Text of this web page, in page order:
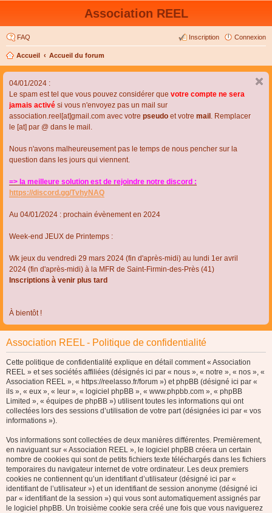
Association REEL
FAQ Connexion
Inscription
Accueil Accueil du forum
04/01/2024 :
Le spam est tel que vous pouvez considérer que votre compte ne sera
jamais activé si vous n'envoyez pas un mail sur
association.reel[at]gmail.com avec votre pseudo et votre mail . Remplacer
le [at] par @ dans le mail.
Nous n'avons malheureusement pas le temps de nous pencher sur la
question dans les jours qui viennent.
=> la meilleure solution est de rejoindre notre discord :
https://discord.gg/TvhyNAQ
Au 04/01/2024 : prochain évènement en 2024
Week-end JEUX de Printemps :
Wk jeux du vendredi 29 mars 2024 (fin d'après-midi) au lundi 1er avril
2024 (fin d'après-midi) à la MFR de Saint-Firmin-des-Près (41)
Inscriptions à venir plus tard
À bientôt !
Association REEL - Politique de confidentialité
Cette politique de confidentialité explique en détail comment « Association
REEL » et ses sociétés affiliées (désignés ici par « nous », « notre », « nos », «
Association REEL », « https://reelasso.fr/forum ») et phpBB (désigné ici par «
ils », « eux », « leur », « logiciel phpBB », « www.phpbb.com », « phpBB
Limited », « équipes de phpBB ») utilisent toutes les informations qui ont
collectées lors des sessions d’utilisation de votre part (désignées ici par « vos
informations »).
Vos informations sont collectées de deux manières différentes. Premièrement,
en naviguant sur « Association REEL », le logiciel phpBB créera un certain
nombre de cookies qui sont de petits fichiers texte téléchargés dans les fichiers
temporaires du navigateur internet de votre ordinateur. Les deux premiers
cookies ne contiennent qu’un identifiant d’utilisateur (désigné ici par «
identifiant de l’utilisateur ») et un identifiant de session anonyme (désigné ici
par « identifiant de la session ») qui vous sont automatiquement assignés par
le logiciel phpBB. Un troisième cookie sera créé une fois que vous naviguerez